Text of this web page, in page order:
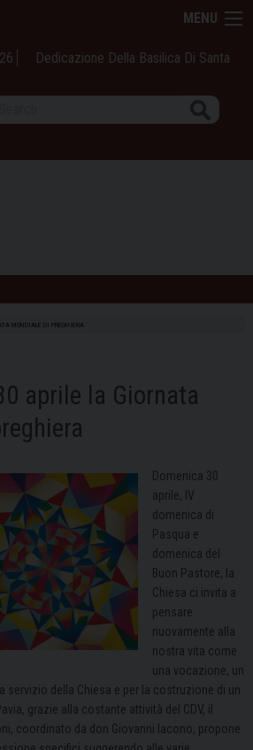
MENU
Dedicazione Della Basilica Di Santa
MONDIALE DI PREGHIERA
aprile la Giornata
Domenica 30
aprile, IV
domenica di
Pasqua e
domenica del
Buon Pastore, la
Chiesa ci invita a
pensare
nuovamente alla
nostra vita come
una vocazione, un
servizio della Chiesa e per la costruzione di un
grazie alla costante attività del CDV, il
coordinato da don Giovanni Iacono, propone